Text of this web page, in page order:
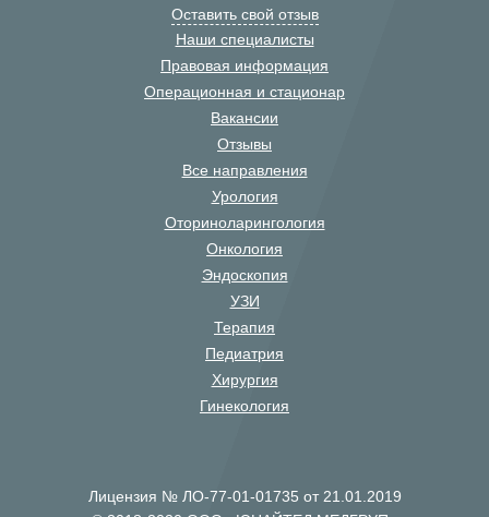
Оставить свой отзыв
Наши специалисты
Правовая информация
Операционная и стационар
Вакансии
Отзывы
Все направления
Урология
Оториноларингология
Онкология
Эндоскопия
УЗИ
Терапия
Педиатрия
Хирургия
Гинекология
Лицензия № ЛО-77-01-01735 от 21.01.2019